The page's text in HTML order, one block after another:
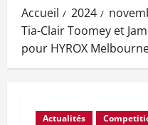
Accueil 2024
Tia-Clair Toomey et
pour HYROX
Actualités